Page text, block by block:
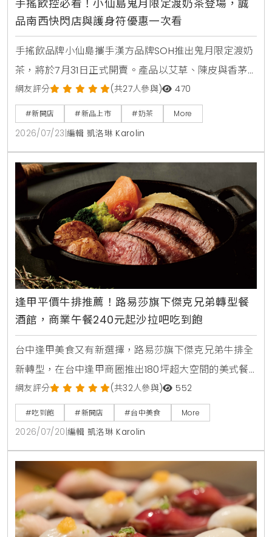
手搖飲控必看！小仙島鬼月限定渡奶茶登場，誠
品南西快閃店與護身符優惠一次看
手搖飲品牌小仙島攜手漢方品牌SOH推出鬼月限定渡奶
茶，將於7月31日正式開賣。產品以艾草、陳皮與香茅
等草本食材入茶，帶給讀者清爽去悶的全新風味。同步
登場的還有誠品生活台北南西店快閃店，以及與
Allumer Dessert合作的中秋甜點禮盒，提供豐富的生
活體驗與門市優惠。
網友評分 (共27人參與) 470
#新開店 #新品上市 #奶茶 More
2026/07/23 編輯 凱洛琳 Karolin
逢甲平價牛排推薦！路易莎旗下傑克兄弟轉型餐
酒館，商業午餐240元起沙拉吧吃到飽
台中逢甲美食又有新選擇，路易莎旗下傑克兄弟牛排全
新轉型，在台中逢甲商圈推出180坪超大空間的美式餐
酒館新店型。主打從早午餐，商業午餐到深夜餐酒全時
段供應，平日點早午餐加49元，晚上週末加99元即享
自助沙拉吧，路易莎咖啡無限續。商業午餐240元起，
更提供現烤披薩，各式烤串與超過100款世界微醺飲
品，是台中西屯朋友聚會，看球賽放鬆的寶藏餐廳。
網友評分 (共32人參與) 552
#吃到飽 #新開店 #台中美食 More
2026/07/20 編輯 凱洛琳 Karolin